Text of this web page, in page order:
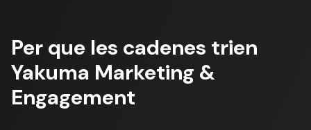
Per que les cadenes trien
Yakuma Marketing &
Engagement